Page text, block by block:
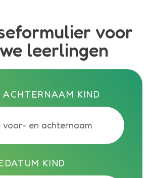
voor
leerlingen
KIND
KIND